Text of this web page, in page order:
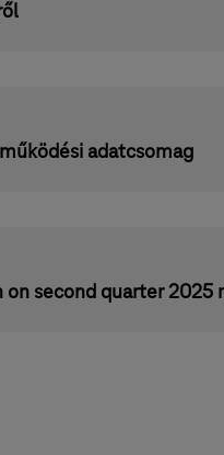
adatcsomag
on second quarter 2025